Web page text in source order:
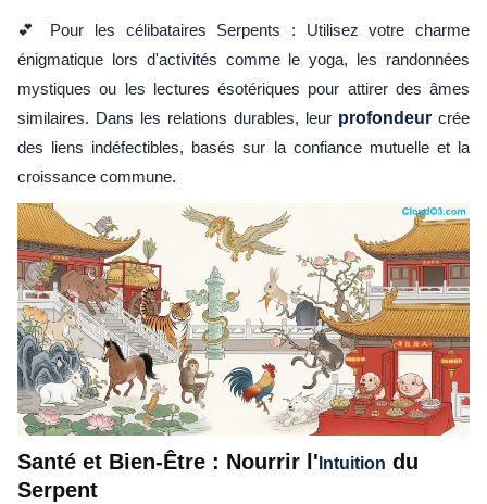
💕 Pour les célibataires Serpents : Utilisez votre charme
énigmatique lors d'activités comme le yoga, les randonnées
mystiques ou les lectures ésotériques pour attirer des âmes
similaires. Dans les relations durables, leur profondeur crée
des liens indéfectibles, basés sur la confiance mutuelle et la
croissance commune.
Santé et Bien-Être : Nourrir l' Intuition du
Serpent